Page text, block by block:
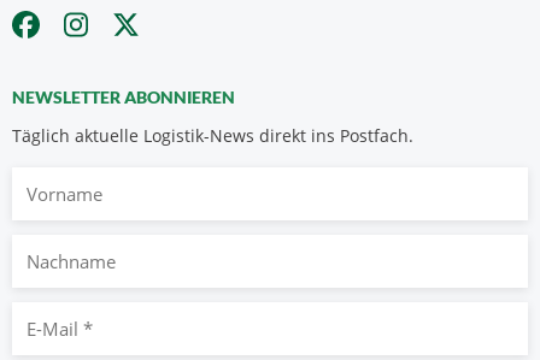
NEWSLETTER ABONNIEREN
Täglich aktuelle Logistik-News direkt ins Postfach.
Nachname
Mail